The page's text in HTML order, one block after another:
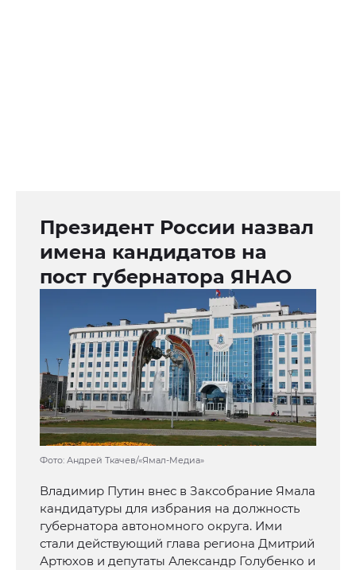
Президент России назвал
имена кандидатов на
пост губернатора ЯНАО
Фото: Андрей Ткачев/«Ямал-Медиа»
Владимир Путин внес в Заксобрание Ямала
кандидатуры для избрания на должность
губернатора автономного округа. Ими
стали действующий глава региона Дмитрий
Артюхов и депутаты Александр Голубенко и